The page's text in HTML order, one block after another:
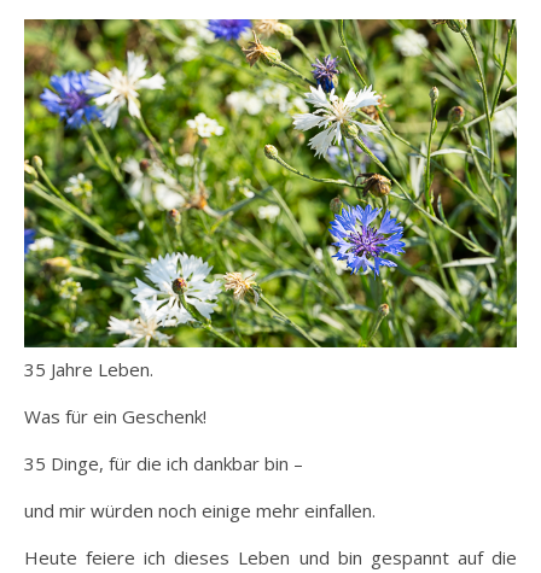
35 Jahre Leben.
Was für ein Geschenk!
35 Dinge, für die ich dankbar bin –
und mir würden noch einige mehr einfallen.
Heute feiere ich dieses Leben und bin gespannt auf die